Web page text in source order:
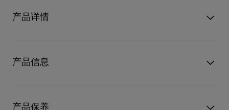
产品详情
黑色小牛漆皮制造，配上100毫米幼细鞋跟和经典的Loubi红鞋
底，而优雅的浅鞋口更展现迷人的足部线条。这款设计来自情人
产品信息
颜色
黑色
产品保养